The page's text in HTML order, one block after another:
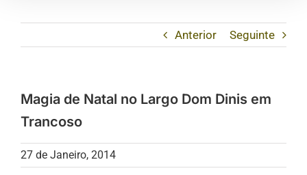
Anterior Seguinte
Magia de Natal no Largo Dom Dinis em
Trancoso
27 de Janeiro, 2014